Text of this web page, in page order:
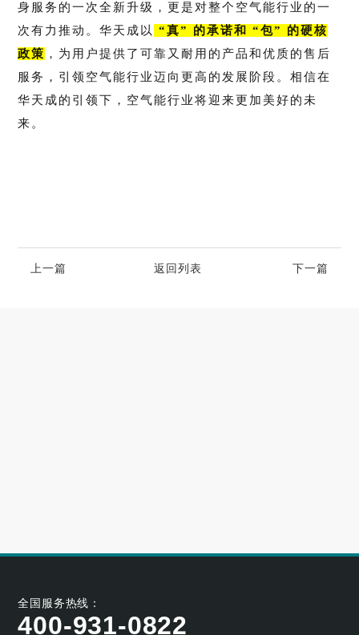
身服务的一次全新升级，更是对整个空气能行业的一
次有力推动。华天成以
“真” 的承诺和 “包” 的硬核
政策 ，为用户提供了可靠又耐用的产品和优质的售后
服务，引领空气能行业迈向更高的发展阶段。相信在
华天成的引领下，空气能行业将迎来更加美好的未
来。
上一篇 返回列表 下一篇
全国服务热线：
400-931-0822